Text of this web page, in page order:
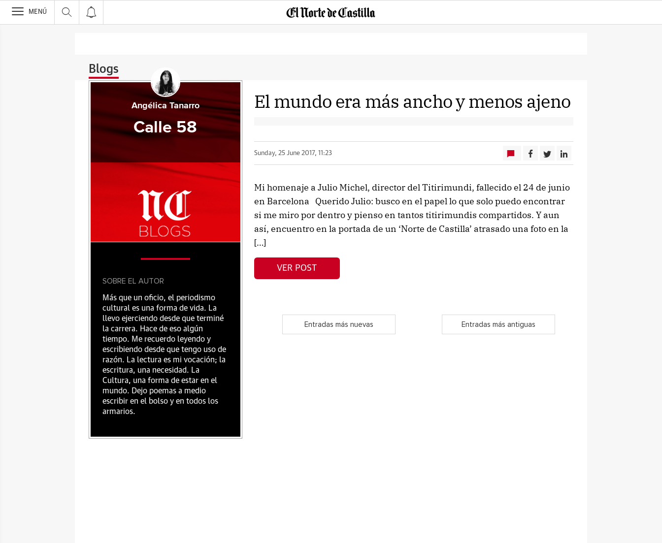
>
MENÚ
Blogs
El mundo era más ancho y menos ajeno
Sunday, 25 June 2017, 11:23
Mi homenaje a Julio Michel, director del Titirimundi, fallecido el 24 de junio
en Barcelona Querido Julio: busco en el papel lo que solo puedo encontrar
si me miro por dentro y pienso en tantos titirimundis compartidos. Y aun
así, encuentro en la portada de un ‘Norte de Castilla’ atrasado una foto en la
[…]
VER POST
Entradas más nuevas Entradas más antiguas
Angélica Tanarro
Calle 58
SOBRE EL AUTOR
Más que un oficio, el periodismo
cultural es una forma de vida. La
llevo ejerciendo desde que terminé
la carrera. Hace de eso algún
tiempo. Me recuerdo leyendo y
escribiendo desde que tengo uso de
razón. La lectura es mi vocación; la
escritura, una necesidad. La
Cultura, una forma de estar en el
mundo. Dejo poemas a medio
escribir en el bolso y en todos los
armarios.